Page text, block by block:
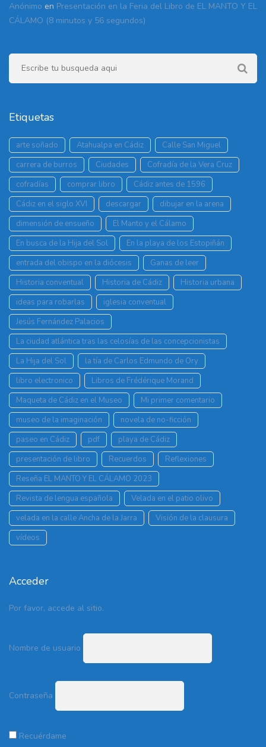
Anónimo en Presentación en la Feria del Libro de EL MANTO Y EL
CÁLAMO (8 minutos y 56 segundos)
Etiquetas
arte soñado Atahualpa en Cádiz
Calle San Miguel
carrera de burros
Ciudades
Cofradía de la Vera Cruz
cofradías
comprar libro
Cádiz antes de 1596
Cádiz en el siglo XVI
descargar
dibujar en la arena
dimensión de ensueño
El Manto y el Cálamo
En busca de la Hija del Sol
En la playa de los Estopiñán
entrada del obispo en la diócesis
Ganas de leer
Historia conventual
Historia de Cádiz
Historia urbana
ideas para robarlas
iglesia conventual
Jesús Fernández Palacios
La ciudad atlántica tras las celosías de las concepcionistas
La Hija del Sol
la tía de Carlos Edmundo de Ory
libro electronico
Libros de Frédérique Morand
Maqueta de Cádiz en el Museo
Mi primer comentario
museo de la imaginación
novela de no-ficción
paseo en Cádiz
pdf
playa de Cádiz
presentación de libro
Recuerdos
Reflexiones
Reseña EL MANTO Y EL CÁLAMO 2023
Revista de lengua española
Velada en el patio olivo
velada en la calle Ancha de la Jarra
Visión de la clausura
vídeos
Acceder
Por favor, accede al sitio.
Nombre de usuario
Contraseña
Recuérdame